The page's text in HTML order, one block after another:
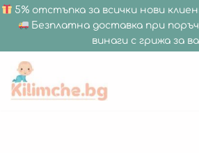
5% отстъпка за всички нови
Безплатна доставка при
винаги с грижа за
Продължете